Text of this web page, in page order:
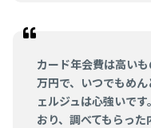
カード年会費は高い
万円で、いつでもめ
ェルジュは心強いで
おり、調べてもらっ